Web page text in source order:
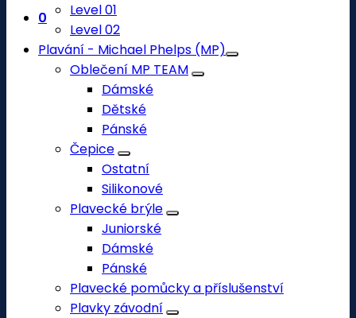
0
Level 01
Level 02
Plavání - Michael Phelps (MP)
Oblečení MP TEAM
Dámské
Dětské
Pánské
Čepice
Ostatní
Silikonové
Plavecké brýle
Juniorské
Dámské
Pánské
Plavecké pomůcky a příslušenství
Plavky závodní